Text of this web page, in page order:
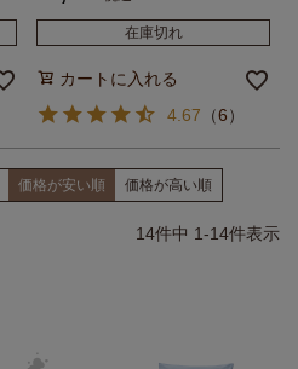
在庫切れ
カートに入れる
4.67 （6）
価格が安い順 価格が高い順
14件中 1-14件表示